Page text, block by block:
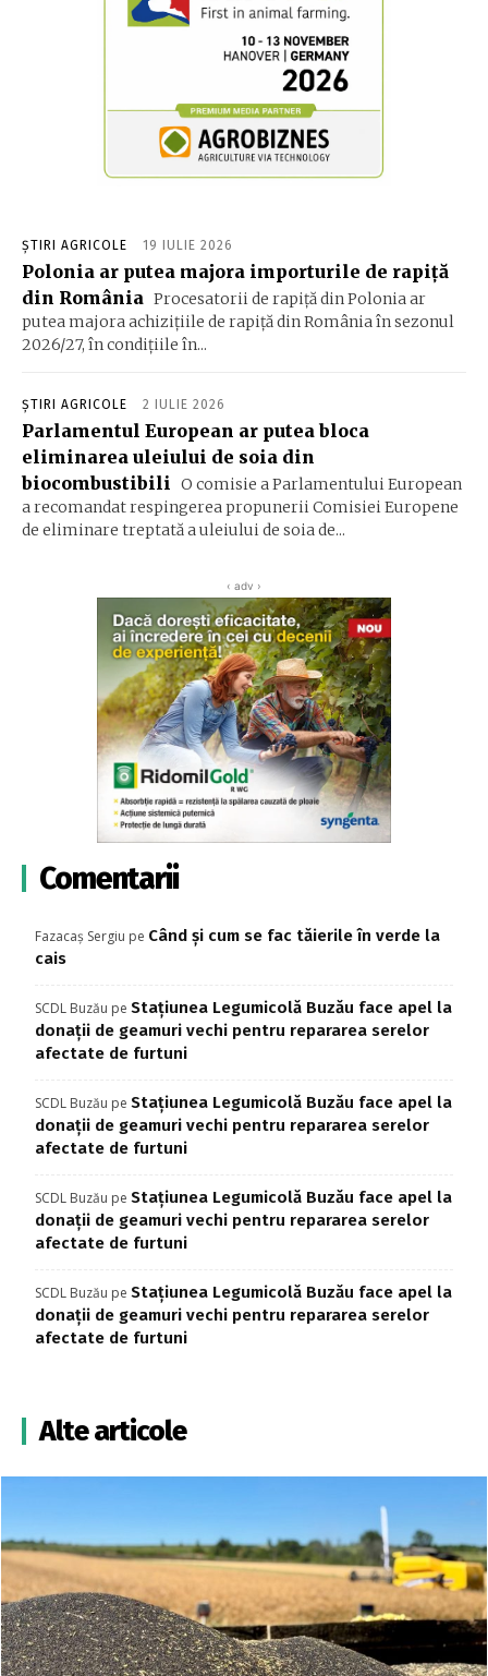
ȘTIRI AGRICOLE 19 IULIE 2026
Polonia ar putea majora importurile de rapiță
din România Procesatorii de rapiță din Polonia ar
putea majora achizițiile de rapiță din România în sezonul
2026/27, în condițiile în...
ȘTIRI AGRICOLE 2 IULIE 2026
Parlamentul European ar putea bloca
eliminarea uleiului de soia din
biocombustibili
O comisie a Parlamentului European
a recomandat respingerea propunerii Comisiei Europene
de eliminare treptată a uleiului de soia de...
‹ adv ›
Comentarii
Fazacaș Sergiu pe Când și cum se fac tăierile în verde la
cais
SCDL Buzău pe Stațiunea Legumicolă Buzău face apel la
donații de geamuri vechi pentru repararea serelor
afectate de furtuni
SCDL Buzău pe Stațiunea Legumicolă Buzău face apel la
donații de geamuri vechi pentru repararea serelor
afectate de furtuni
SCDL Buzău pe Stațiunea Legumicolă Buzău face apel la
donații de geamuri vechi pentru repararea serelor
afectate de furtuni
SCDL Buzău pe Stațiunea Legumicolă Buzău face apel la
donații de geamuri vechi pentru repararea serelor
afectate de furtuni
Alte articole